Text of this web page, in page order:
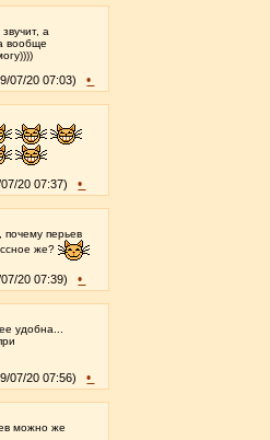
а
вообще
07/20 07:03) •
20 07:37) •
почему перьев
же?
20 07:39) •
удобна...
07/20 07:56) •
можно же